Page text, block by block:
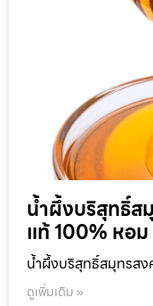
น้ำผึ้งบริสุทธิ์ส
แท้ 100% หอ
น้ำผึ้งบริสุทธิ์สมุทรสง
ดูเพิ่มเติม »